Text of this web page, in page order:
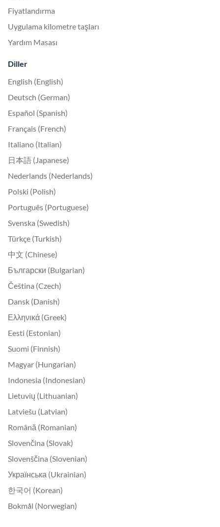
Fiyatlandırma
Uygulama kilometre taşları
Yardım Masası
Diller
English (English)
Deutsch (German)
Español (Spanish)
Français (French)
Italiano (Italian)
日本語 (Japanese)
Nederlands (Nederlands)
Polski (Polish)
Português (Portuguese)
Svenska (Swedish)
Türkçe (Turkish)
中文 (Chinese)
Български (Bulgarian)
Čeština (Czech)
Dansk (Danish)
Ελληνικά (Greek)
Eesti (Estonian)
Suomi (Finnish)
Magyar (Hungarian)
Indonesia (Indonesian)
Lietuvių (Lithuanian)
Latviešu (Latvian)
Română (Romanian)
Slovenčina (Slovak)
Slovenščina (Slovenian)
Українська (Ukrainian)
한국어 (Korean)
Bokmål (Norwegian)